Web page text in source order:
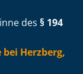
des § 194
Herzberg,